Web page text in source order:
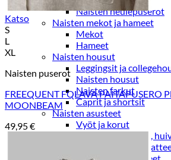
Naisten neulepuserot
Naisten mekot ja hameet
Mekot
Hameet
Naisten housut
Leggingsit ja
Naisten housut
Naisten farkut
Caprit ja shortsit
Naisten asusteet
Vyöt ja korut
Naisten päähineet,
Naisten yöasut ja
Katso
S
L
XL
Naisten puserot
FREEQUENT FQLAVA PAITAPUSERO
MOONBEAM
49,95€